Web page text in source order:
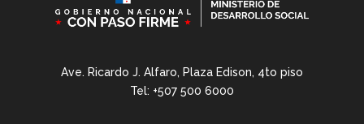
Ave. Ricardo J. Alfaro, Plaza Edison, 4to piso
Tel: +507 500 6000